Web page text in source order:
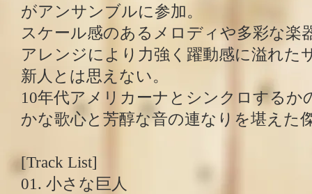
がアンサンブルに参加。
スケール感のあるメロディや多彩な楽
アレンジにより力強く躍動感に溢れた
新人とは思えない。
10年代アメリカーナとシンクロするか
かな歌心と芳醇な音の連なりを堪えた
[Track List]
01. 小さな巨人